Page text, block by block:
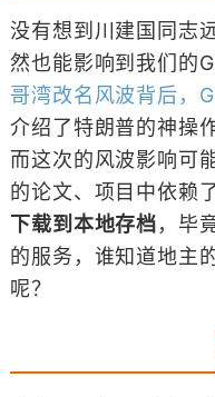
没有想到川建国同志
然也能影响到我们的
哥湾改名风波背后，
介绍了特朗普的神操
而这次的风波影响可
的论文、项目中依赖
下载到本地存档，毕
的服务，谁知道地主
呢？